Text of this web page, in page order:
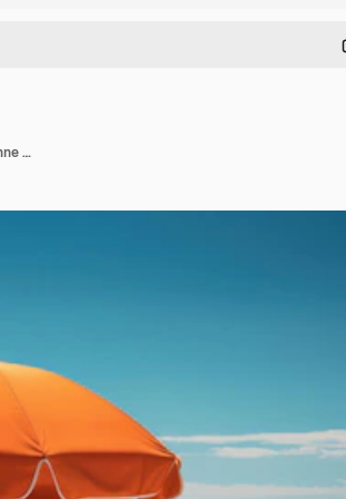
Chaise lounges am Strand mit orangefarbenem Regenschirm Sommer Sonne Strand und Meer im Urlaub AI Generated